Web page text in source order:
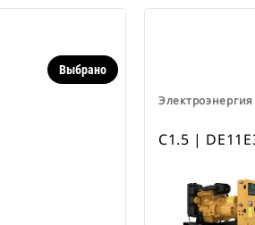
Выбрано
Электроэнергия
C1.5 |